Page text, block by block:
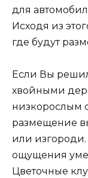
для
Исходя из
где будут
Если Вы
хвойными
низкорослым
размещение
или
ощущения
Цветочные